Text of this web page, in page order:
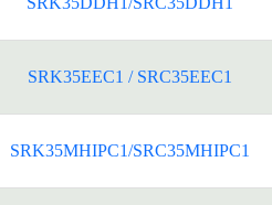
SRK35EEC1 / SRC35EEC1
SRK35MHIPC1/SRC35MHIPC1